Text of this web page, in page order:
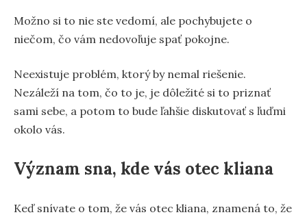
Možno si to nie ste vedomí, ale pochybujete o
niečom, čo vám nedovoľuje spať pokojne.
Neexistuje problém, ktorý by nemal riešenie.
Nezáleží na tom, čo to je, je dôležité si to priznať
sami sebe, a potom to bude ľahšie diskutovať s ľuďmi
okolo vás.
Význam sna, kde vás otec kliana
Keď snívate o tom, že vás otec kliana, znamená to, že